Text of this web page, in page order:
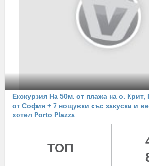
Екскурзия На 50м. от плажа на о.
от София + 7 нощувки със закуски и
хотел Porto Plazza
ТОП